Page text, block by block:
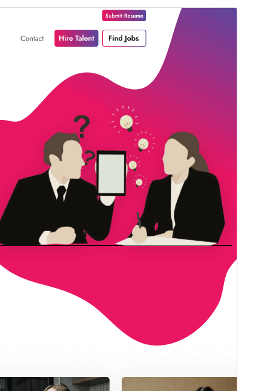
Ladda ner
Version
3 augusti 2026
WordPress-version
PHP-version
Temats startsida